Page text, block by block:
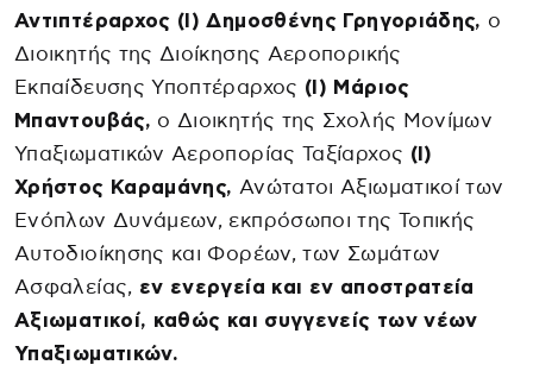
Αντιπτέραρχος (Ι) Δημοσθένης Γρηγοριάδης, ο
Διοικητής της Διοίκησης Αεροπορικής
Εκπαίδευσης Υποπτέραρχος (Ι) Μάριος
Μπαντουβάς, ο Διοικητής της Σχολής Μονίμων
Υπαξιωματικών Αεροπορίας Ταξίαρχος (Ι)
Χρήστος Καραμάνης, Ανώτατοι Αξιωματικοί των
Ενόπλων Δυνάμεων, εκπρόσωποι της Τοπικής
Αυτοδιοίκησης και Φορέων, των Σωμάτων
Ασφαλείας, εν ενεργεία και εν αποστρατεία
Αξιωματικοί, καθώς και συγγενείς των νέων
Υπαξιωματικών.